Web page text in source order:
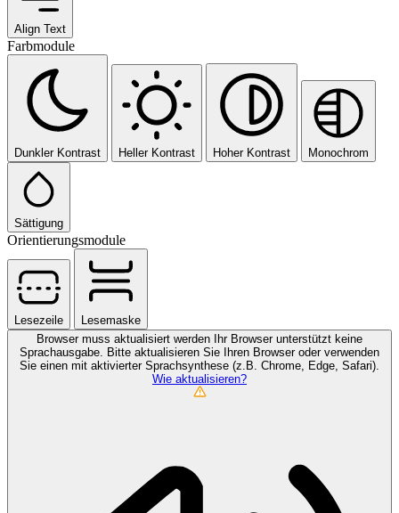
Align Text
Farbmodule
Dunkler Kontrast Heller Kontrast Hoher Kontrast Monochrom
Sättigung
Orientierungsmodule
Lesezeile
Lesemaske
Browser muss aktualisiert werden Ihr Browser unterstützt keine
Sprachausgabe. Bitte aktualisieren Sie Ihren Browser oder verwenden
Sie einen mit aktivierter Sprachsynthese (z.B. Chrome, Edge, Safari).
Wie aktualisieren?